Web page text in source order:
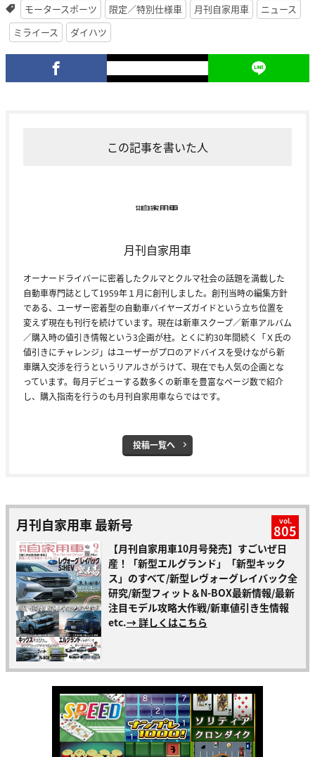
モータースポーツ
限定／特別仕様車 月刊自家用車
ニュース
ミライース
ダイハツ
この記事を書いた人
月刊自家用車
オーナードライバーに密着したクルマとクルマ社会の話題を満載した
自動車専門誌として1959年１月に創刊しました。創刊当時の編集方針
である、ユーザー密着型の自動車バイヤーズガイドという立ち位置を
変えず現在も刊行を続けています。現在は新車スクープ／新車アルバム
／購入時の値引き情報という3企画が柱。とくに約30年間続く「Ｘ氏の
値引きにチャレンジ」はユーザーがプロのアドバイスを受けながら新
車購入交渉を行うというリアルさがうけて、現在でも人気の企画とな
っています。毎月デビューする数多くの新車を豊富なページ数で紹介
し、購入指南を行うのも月刊自家用車ならではです。
投稿一覧へ
月刊自家用車 最新号 vol.
805
【月刊自家用車10月号発売】すごいぜ日
産！「新型エルグランド」「新型キック
ス」のすべて/新型レヴォーグレイバック全
研究/新型フィット＆N-BOX最新情報/最新
注目モデル攻略大作戦/新車値引き生情報
etc.→ 詳しくはこちら